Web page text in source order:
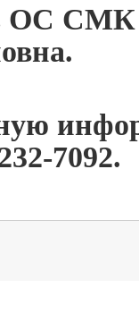
ОС
7092.